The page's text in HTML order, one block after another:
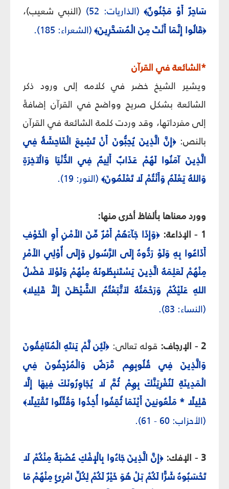
سَاحِرٌ أَوْ مَجْنُونٌ﴾ (الذاريات: 52) (النبي شعيب)،
﴿قَالُوا إِنَّمَا أَنْتَ مِنَ الْمُسَحَّرِينَ﴾ (الشعراء: 185).
*الشائعة في القرآن
ويشير الشيخ خضر في كلامه إلى ورود ذكر
الشائعة بشكل صريح وواضح في القرآن إضافةً
إلى مفرداتها، وقد وردت كلمة الشائعة في القرآن
بالنص:﴿إِنَّ الَّذِينَ يُحِبُّونَ أَنْ تَشِيعَ الْفَاحِشَةُ فِي
الَّذِينَ آمَنُوا لَهُمْ عَذَابٌ أَلِيمٌ فِي الدُّنْيَا وَالْآخِرَةِ
وَاللهُ يَعْلَمُ وَأَنْتُمْ لَا تَعْلَمُونَ﴾ (النور: 19).
وورد معناها بألفاظ أخرى منها:
1 - الإذاعة:
﴿وَإِذَا جَآءَهُمْ أَمْرٌ مِّنَ الأَمْنِ أَوِ الْخَوْفِ
أَذَاعُوا بِهِ وَلَوْ رَدُّوهُ إِلَى الرَّسُولِ وَإِلَى أُوْلِي الأَمْرِ
مِنْهُمْ لَعَلِمَهُ الَّذِينَ يَسْتَنبِطُونَهُ مِنْهُمْ وَلَوْلاَ فَضْلُ
اللهِ عَلَيْكُمْ وَرَحْمَتُهُ لاَتَّبَعْتُمُ الشَّيْطَنَ إِلاَّ قَلِيلا﴾
(النساء: 83).
2 - الإرجاف: قوله تعالى:﴿لَئِن لَّمْ يَنتَهِ الْمُنَافِقُونَ
وَالَّذِينَ فِي قُلُوبِهِم مَّرَضٌ وَالْمُرْجِفُونَ فِي
الْمَدِينَةِ لَنُغْرِيَنَّكَ بِهِمْ ثُمَّ لَا يُجَاوِرُونَكَ فِيهَا إِلَّا
قَلِيلًا * مَلْعُونِينَ أَيْنَمَا ثُقِفُوا أُخِذُوا وَقُتِّلُوا تَقْتِيلًا﴾
(الأحزاب: 60 - 61).
3 - الإفك: ﴿إِنَّ الَّذِينَ جَاءُوا بِالْإِفْكِ عُصْبَةٌ مِنْكُمْ لَا
تَحْسَبُوهُ شَرًّا لَكُمْ بَلْ هُوَ خَيْرٌ لَكُمْ لِكُلِّ امْرِئٍ مِنْهُمْ مَا